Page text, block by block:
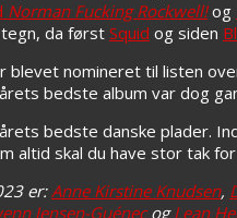
Norman Fucking Rockwell!og
da først Squid og siden
blevet nomineret til listen
bedste album var dog
bedste danske plader.
altid skal du have stor tak
er: Anne Kirstine Knudsen,
Jensen-GuénecogLean